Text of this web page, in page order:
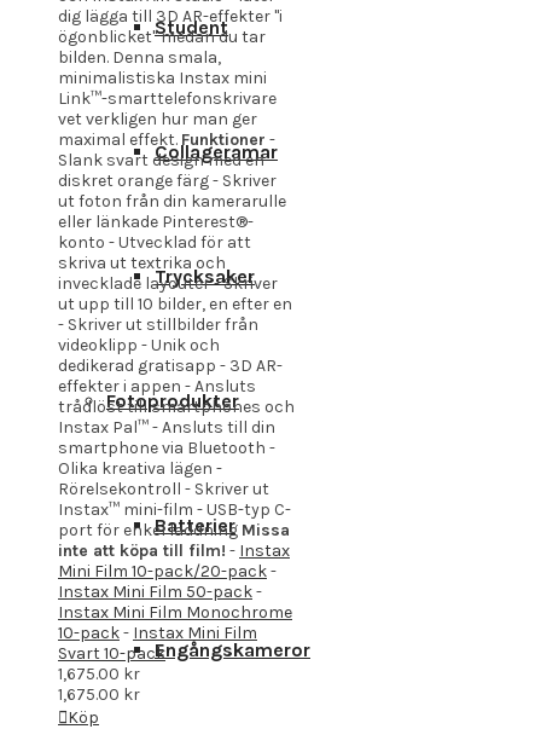
Student
Collageramar
Trycksaker
Fotoprodukter
Batterier
Engångskameror
dig lägga till 3D AR-effekter "i
ögonblicket" medan du tar
bilden. Denna smala,
minimalistiska Instax mini
Link™-smarttelefonskrivare
vet verkligen hur man ger
maximal effekt. Funktioner -
Slank svart design med en
diskret orange färg - Skriver
ut foton från din kamerarulle
eller länkade Pinterest®-
konto - Utvecklad för att
skriva ut textrika och
invecklade layouter - Skriver
ut upp till 10 bilder, en efter en
- Skriver ut stillbilder från
videoklipp - Unik och
dedikerad gratisapp - 3D AR-
effekter i appen - Ansluts
trådlöst till smartphones och
Instax Pal™ - Ansluts till din
smartphone via Bluetooth -
Olika kreativa lägen -
Rörelsekontroll - Skriver ut
Instax™ mini-film - USB-typ C-
port för enkel laddning Missa
inte att köpa till film! - Instax
Mini Film 10-pack/20-pack-
Instax Mini Film 50-pack-
Instax Mini Film Monochrome
10-pack- Instax Mini Film
Svart 10-pack
1,675.00 kr
1,675.00 kr
Köp